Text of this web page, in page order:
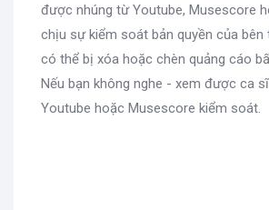
được nhúng từ Youtube, Musescore
chịu sự kiểm soát bản quyền của bên
có thể bị xóa hoặc chèn quảng cáo
Nếu bạn không nghe - xem được ca
Youtube hoặc Musescore kiểm soát.